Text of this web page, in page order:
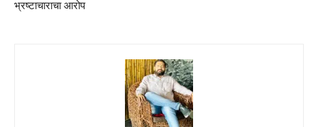
भ्रष्टाचाराचा आरोप